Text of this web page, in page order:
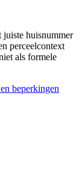
juiste huisnummer
perceelcontext
als formele
beperkingen